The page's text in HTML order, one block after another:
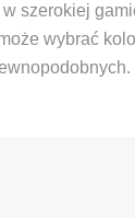
szerokiej
wybrać